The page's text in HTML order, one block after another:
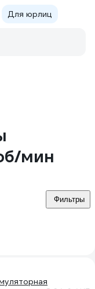
Для юрлиц
мин
Фильтры